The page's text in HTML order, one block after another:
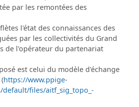
par les remontées des
l'état des connaissances des
par les collectivités du Grand
de l'opérateur du partenariat
est celui du modèle d'échange
https://www.ppige-
files/aitf_sig_topo_-